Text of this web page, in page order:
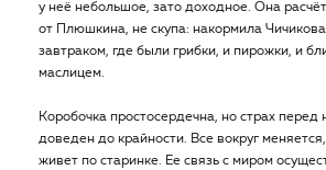
у неё небольшое, зато доходное. Она
от Плюшкина, не скупа: накормила
завтраком, где были грибки, и пирожки, и
маслицем.
Коробочка простосердечна, но страх перед
доведен до крайности. Все вокруг
живет по старинке. Ее связь с миром